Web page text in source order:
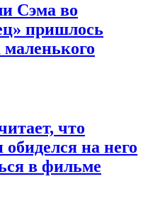
Сэма во
пришлось
маленького
что
на него
в фильме